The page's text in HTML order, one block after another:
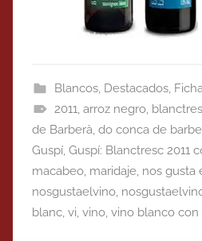
Blancos, Destacados,
2011, arroz negro,
de Barberà, do conca de
Guspí, Guspí: Blanctresc 2011
macabeo, maridaje, nos gusta
nosgustaelvino,
blanc, vi, vino, vino blanco con